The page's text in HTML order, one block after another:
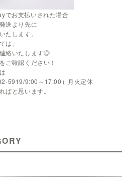
でお支払いされた場合
送より先に
たします。
は、
絡いたします◎
ご確認ください！
5919/9:00～17:00）月火定休
ばと思います。